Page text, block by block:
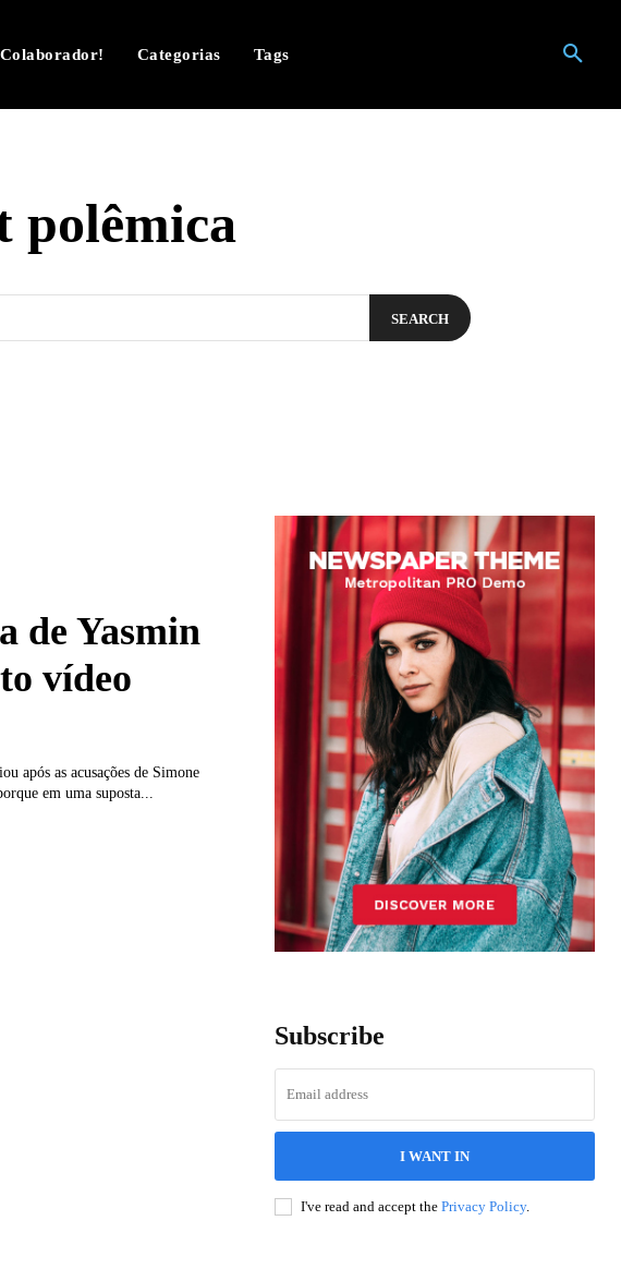
Categorias Tags
polêmica
SEARCH
de Yasmin
vídeo
após as acusações de Simone
em uma suposta...
Subscribe
I WANT IN
I've read and accept the Privacy Policy.